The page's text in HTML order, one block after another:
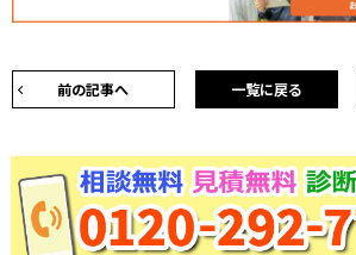
前の記事へ 一覧に戻る